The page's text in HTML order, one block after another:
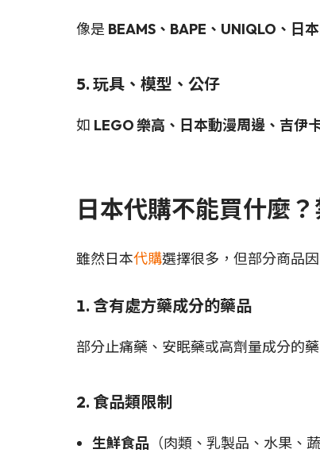
像是 BEAMS、BAPE、UNIQLO、日
5. 玩具、模型、公仔
如 LEGO 樂高、日本動漫周邊、吉伊
日本代購不能買什麼
雖然日本代購選擇很多，但部分商品
1. 含有處方藥成分的藥品
部分止痛藥、安眠藥或高劑量成分的
2. 食品類限制
生鮮食品 （肉類、乳製品、水果、